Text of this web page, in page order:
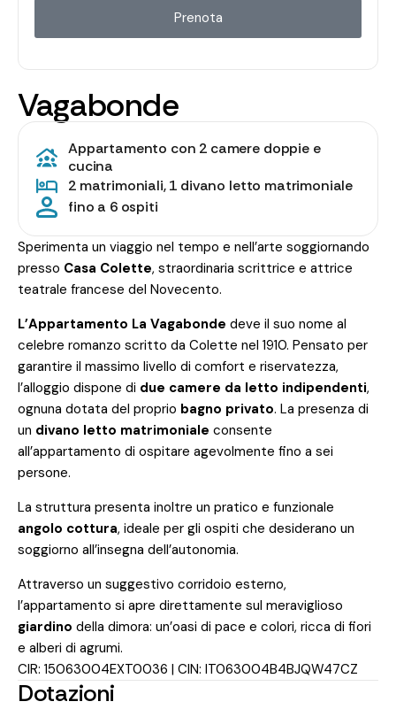
Vagabonde
Appartamento con 2 camere doppie e
cucina
2 matrimoniali, 1 divano letto matrimoniale
fino a 6 ospiti
Sperimenta un viaggio nel tempo e nell’arte soggiornando
presso Casa Colette, straordinaria scrittrice e attrice
teatrale francese del Novecento.
L’Appartamento La Vagabonde deve il suo nome al
celebre romanzo scritto da Colette nel 1910. Pensato per
garantire il massimo livello di comfort e riservatezza,
l’alloggio dispone di due camere da letto indipendenti,
ognuna dotata del proprio bagno privato. La presenza di
un divano letto matrimoniale consente
all’appartamento di ospitare agevolmente fino a sei
persone.
La struttura presenta inoltre un pratico e funzionale
angolo cottura, ideale per gli ospiti che desiderano un
soggiorno all’insegna dell’autonomia.
Attraverso un suggestivo corridoio esterno,
l’appartamento si apre direttamente sul meraviglioso
giardino della dimora: un’oasi di pace e colori, ricca di fiori
e alberi di agrumi.
CIR: 15063004EXT0036 | CIN: IT063004B4BJQW47CZ
Dotazioni
Prenota